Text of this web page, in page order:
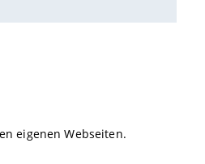
eigenen Webseiten.